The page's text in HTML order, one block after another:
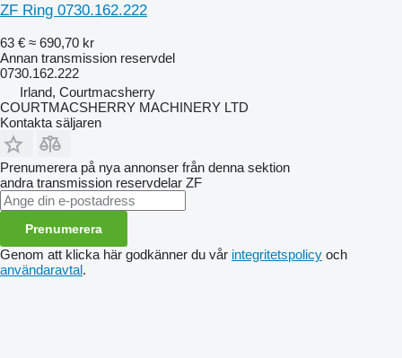
ZF Ring 0730.162.222
63 € ≈ 690,70 kr
Annan transmission reservdel
0730.162.222
Irland, Courtmacsherry
COURTMACSHERRY MACHINERY LTD
Kontakta säljaren
Prenumerera på nya annonser från denna sektion
andra transmission reservdelar ZF
Prenumerera
Genom att klicka här godkänner du vår integritetspolicy och
användaravtal.